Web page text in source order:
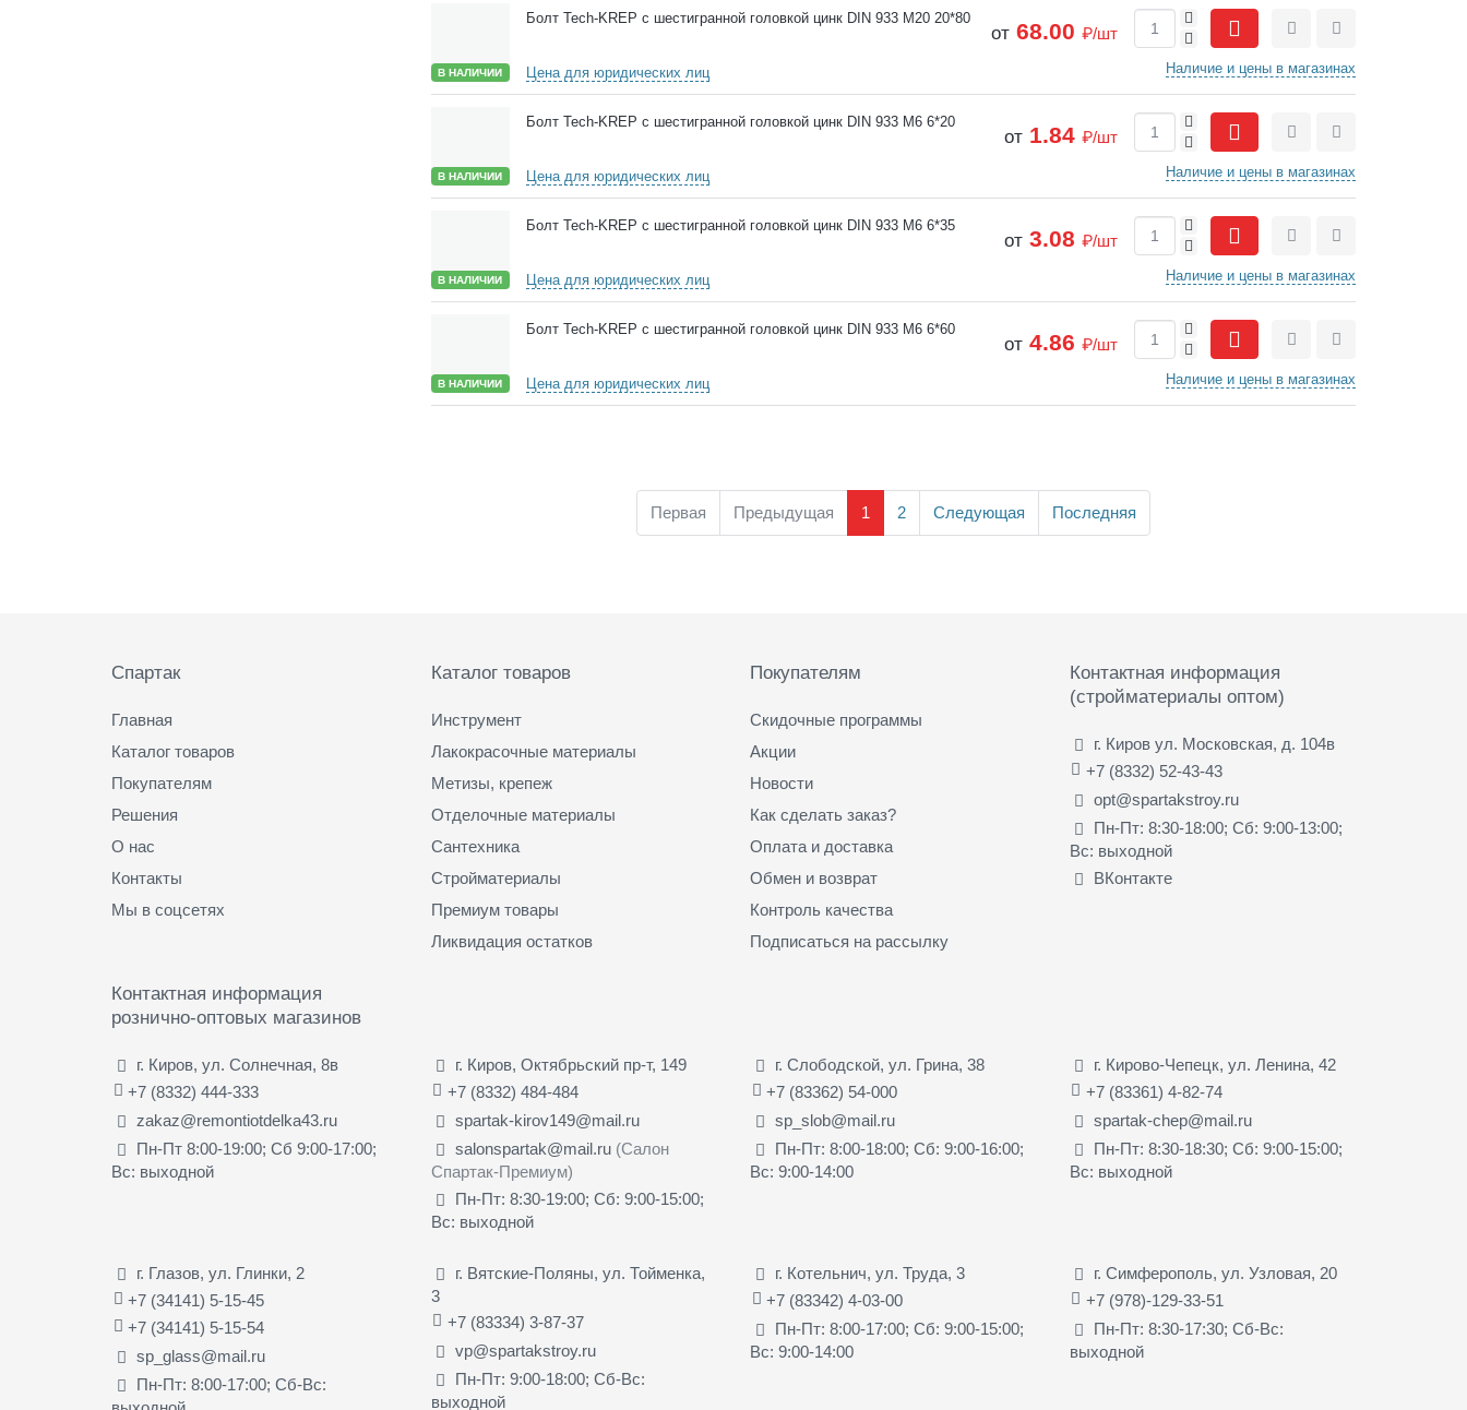
В НАЛИЧИИ
Болт Tech-KREP с шестигранной головкой цинк DIN 933 М20 20*80
Цена для юридических лиц
от 68.00₽/шт -
+
СравнитьОтложить
Наличие и цены в магазинах
В НАЛИЧИИ
Болт Tech-KREP с шестигранной головкой цинк DIN 933 М6 6*20
Цена для юридических лиц
от 1.84₽/шт -
+
СравнитьОтложить
Наличие и цены в магазинах
В НАЛИЧИИ
Болт Tech-KREP с шестигранной головкой цинк DIN 933 М6 6*35
Цена для юридических лиц
от 3.08₽/шт -
+
СравнитьОтложить
Наличие и цены в магазинах
В НАЛИЧИИ
Болт Tech-KREP с шестигранной головкой цинк DIN 933 М6 6*60
Цена для юридических лиц
от 4.86₽/шт -
+
СравнитьОтложить
Наличие и цены в магазинах
Первая Предыдущая 1 2 Следующая Последняя
Спартак
Главная
Каталог товаров
Покупателям
Решения
О нас
Контакты
Мы в соцсетях
Каталог товаров
Инструмент
Лакокрасочные материалы
Метизы, крепеж
Отделочные материалы
Сантехника
Стройматериалы
Премиум товары
Ликвидация остатков
Покупателям
Скидочные программы
Акции
Новости
Как сделать заказ?
Оплата и доставка
Обмен и возврат
Контроль качества
Подписаться на рассылку
Контактная информация
(стройматериалы оптом)
г. Киров ул. Московская, д. 104в
+7 (8332) 52-43-43
opt@spartakstroy.ru
Пн-Пт: 8:30-18:00; Сб: 9:00-13:00;
Вс: выходной
ВКонтакте
Контактная информация
рознично-оптовых магазинов
г. Киров, ул. Солнечная, 8в
+7 (8332) 444-333
zakaz@remontiotdelka43.ru
Пн-Пт 8:00-19:00; Сб 9:00-17:00;
Вс: выходной
г. Киров, Октябрьский пр-т, 149
+7 (8332) 484-484
spartak-kirov149@mail.ru
salonspartak@mail.ru (Салон
Спартак-Премиум)
Пн-Пт: 8:30-19:00; Сб: 9:00-15:00;
Вс: выходной
г. Слободской, ул. Грина, 38
+7 (83362) 54-000
sp_slob@mail.ru
Пн-Пт: 8:00-18:00; Сб: 9:00-16:00;
Вс: 9:00-14:00
г. Кирово-Чепецк, ул. Ленина, 42
+7 (83361) 4-82-74
spartak-chep@mail.ru
Пн-Пт: 8:30-18:30; Сб: 9:00-15:00;
Вс: выходной
г. Глазов, ул. Глинки, 2
+7 (34141) 5-15-45
+7 (34141) 5-15-54
sp_glass@mail.ru
Пн-Пт: 8:00-17:00; Сб-Вс:
г. Вятские-Поляны, ул. Тойменка,
3
+7 (83334) 3-87-37
vp@spartakstroy.ru
Пн-Пт: 9:00-18:00; Сб-Вс:
выходной
г. Котельнич, ул. Труда, 3
+7 (83342) 4-03-00
Пн-Пт: 8:00-17:00; Сб: 9:00-15:00;
Вс: 9:00-14:00
г. Симферополь, ул. Узловая, 20
+7 (978)-129-33-51
Пн-Пт: 8:30-17:30; Сб-Вс:
выходной